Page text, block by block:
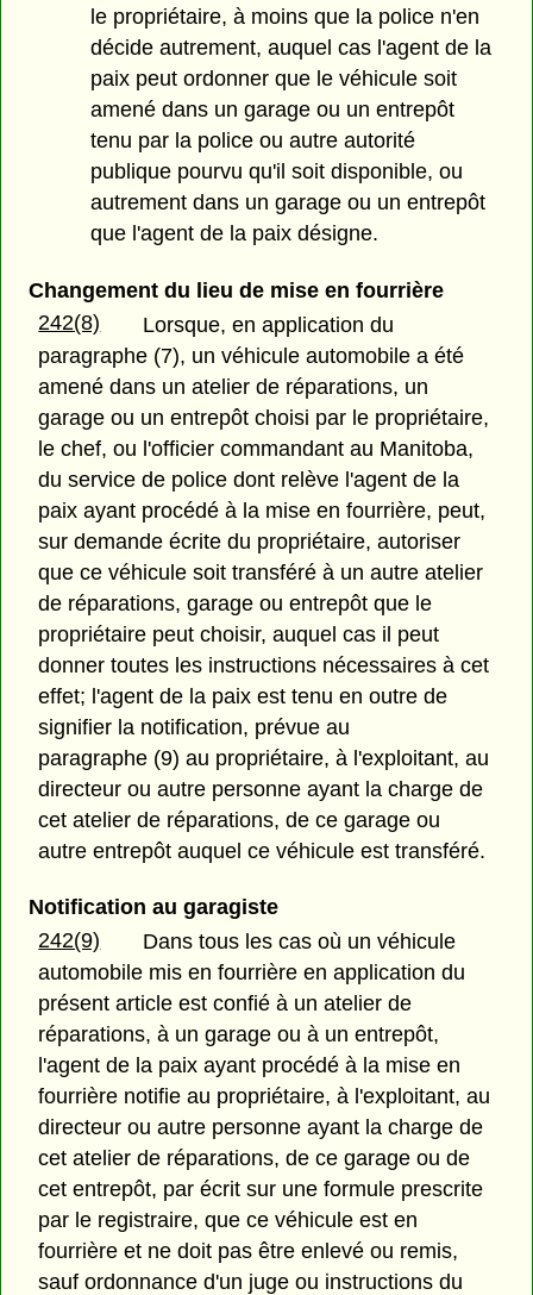
le propriétaire, à moins que la police n'en
décide autrement, auquel cas l'agent de la
paix peut ordonner que le véhicule soit
amené dans un garage ou un entrepôt
tenu par la police ou autre autorité
publique pourvu qu'il soit disponible, ou
autrement dans un garage ou un entrepôt
que l'agent de la paix désigne.
Changement du lieu de mise en fourrière
242(8)
Lorsque, en application du
paragraphe (7), un véhicule automobile a été
amené dans un atelier de réparations, un
garage ou un entrepôt choisi par le propriétaire,
le chef, ou l'officier commandant au Manitoba,
du service de police dont relève l'agent de la
paix ayant procédé à la mise en fourrière, peut,
sur demande écrite du propriétaire, autoriser
que ce véhicule soit transféré à un autre atelier
de réparations, garage ou entrepôt que le
propriétaire peut choisir, auquel cas il peut
donner toutes les instructions nécessaires à cet
effet; l'agent de la paix est tenu en outre de
signifier la notification, prévue au
paragraphe (9) au propriétaire, à l'exploitant, au
directeur ou autre personne ayant la charge de
cet atelier de réparations, de ce garage ou
autre entrepôt auquel ce véhicule est transféré.
Notification au garagiste
242(9)
Dans tous les cas où un véhicule
automobile mis en fourrière en application du
présent article est confié à un atelier de
réparations, à un garage ou à un entrepôt,
l'agent de la paix ayant procédé à la mise en
fourrière notifie au propriétaire, à l'exploitant, au
directeur ou autre personne ayant la charge de
cet atelier de réparations, de ce garage ou de
cet entrepôt, par écrit sur une formule prescrite
par le registraire, que ce véhicule est en
fourrière et ne doit pas être enlevé ou remis,
sauf ordonnance d'un juge ou instructions du